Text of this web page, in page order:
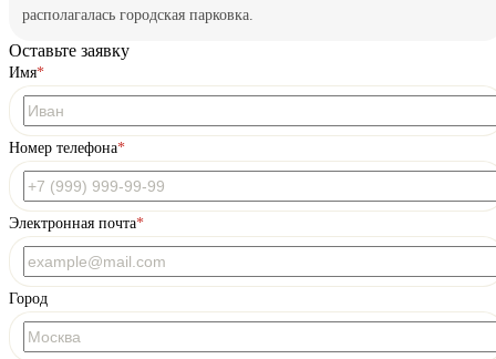
располагалась городская парковка.
Оставьте заявку
Имя
Номер телефона
Электронная почта
Город